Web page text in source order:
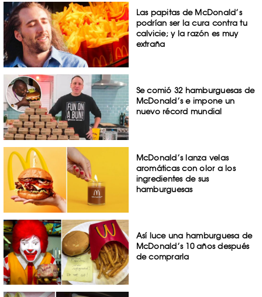
Las papitas de McDonald’s
podrían ser la cura contra tu
calvicie; y la razón es muy
extraña
Se comió 32 hamburguesas de
McDonald’s e impone un
nuevo récord mundial
McDonald’s lanza velas
aromáticas con olor a los
ingredientes de sus
hamburguesas
Así luce una hamburguesa de
McDonald’s 10 años después
de comprarla